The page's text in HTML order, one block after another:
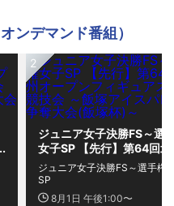
ンデマンド番組）
ジュニア女子決勝FS～選
女子SP 【先行】第64回北
州オープンフィギュアス
ト競技会 ～飯塚アイスパ
杯争奪大会(飯塚杯)～
8月1日 午後1:00〜
ジュニア女子決勝FS～選手権
SP